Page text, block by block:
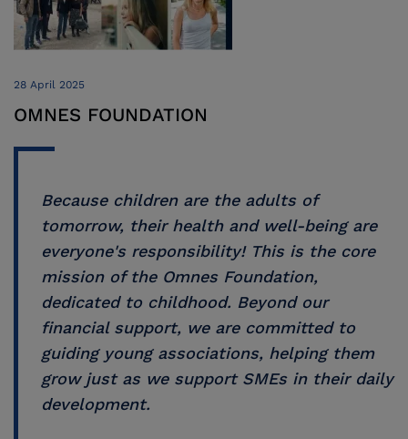
28 April 2025
OMNES FOUNDATION
Because children are the adults of
tomorrow, their health and well-being are
everyone's responsibility! This is the core
mission of the Omnes Foundation,
dedicated to childhood. Beyond our
financial support, we are committed to
guiding young associations, helping them
grow just as we support SMEs in their daily
development.